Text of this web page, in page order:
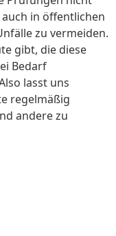
in öffentlichen
zu vermeiden.
gibt, die diese
Bedarf
lasst uns
regelmäßig
andere zu